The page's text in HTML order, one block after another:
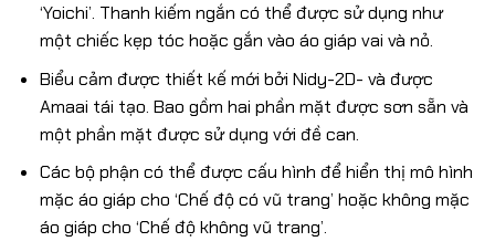
‘Yoichi’. Thanh kiếm ngắn có thể được sử dụng như
một chiếc kẹp tóc hoặc gắn vào áo giáp vai và nỏ.
Biểu cảm được thiết kế mới bởi Nidy-2D- và được
Amaai tái tạo. Bao gồm hai phần mặt được sơn sẵn và
một phần mặt được sử dụng với đề can.
Các bộ phận có thể được cấu hình để hiển thị mô hình
mặc áo giáp cho ‘Chế độ có vũ trang’ hoặc không mặc
áo giáp cho ‘Chế độ không vũ trang’.